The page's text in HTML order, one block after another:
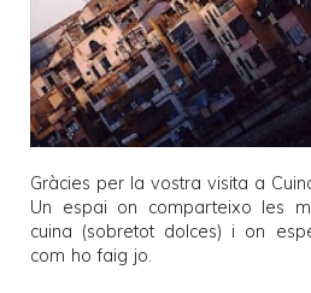
Gràcies per la vostra visita a
Un espai on comparteixo les
cuina (sobretot dolces) i on
com ho faig jo.